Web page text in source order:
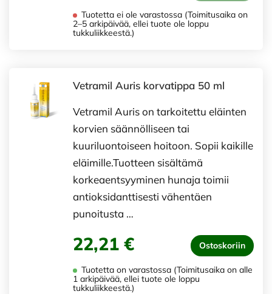
Tuotetta ei ole varastossa (Toimitusaika on
2–5 arkipäivää, ellei tuote ole loppu
tukkuliikkeestä.)
Vetramil Auris korvatippa 50 ml
Vetramil Auris on tarkoitettu eläinten
korvien säännölliseen tai
kuuriluontoiseen hoitoon. Sopii kaikille
eläimille.Tuotteen sisältämä
korkeaentsyyminen hunaja toimii
antioksidanttisesti vähentäen
punoitusta …
22,21 € Ostoskoriin
Tuotetta on varastossa (Toimitusaika on alle
1 arkipäivää, ellei tuote ole loppu
tukkuliikkeestä.)